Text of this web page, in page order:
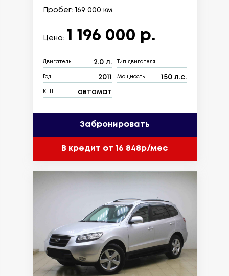
Пробег: 169 000 км.
Цена: 1 196 000 р.
Двигатель: 2.0 л. Тип двигателя:
Год: 2011 Мощность: 150 л.с.
КПП: автомат
Забронировать
В кредит от 16 848р/мес